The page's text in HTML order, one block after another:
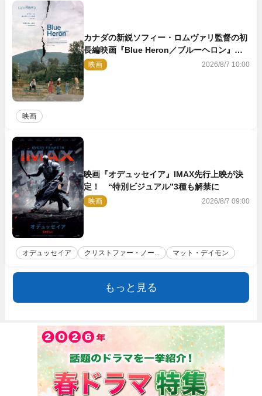
カナダの新鋭ソフィー・ロムヴァリ監督の初
長編映画『Blue Heron／ブルーヘロン』
10.23公開
映画 2026/8/7 10:00
映画
映画『オデュッセイア』IMAX先行上映が決
定！ “特別ビジュアル”3種も解禁に
映画 2026/8/7 09:00
オデュッセイア クリストファー・ノー... マット・デイモン
もっと見る